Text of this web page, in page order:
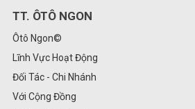
TT. ÔTÔ NGON
Ôtô Ngon©
Lĩnh Vực Hoạt Động
Đối Tác - Chi Nhánh
Với Cộng Đồng